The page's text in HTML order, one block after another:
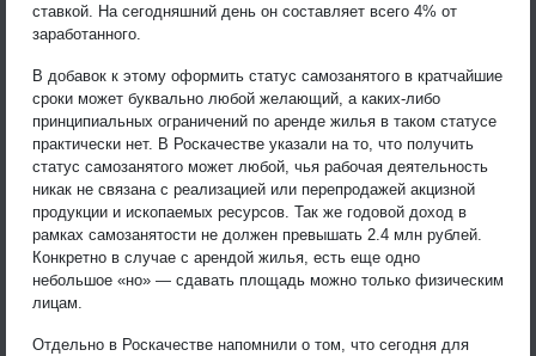
ставкой. На сегодняшний день он составляет всего 4% от
заработанного.
В добавок к этому оформить статус самозанятого в кратчайшие
сроки может буквально любой желающий, а каких-либо
принципиальных ограничений по аренде жилья в таком статусе
практически нет. В Роскачестве указали на то, что получить
статус самозанятого может любой, чья рабочая деятельность
никак не связана с реализацией или перепродажей акцизной
продукции и ископаемых ресурсов. Так же годовой доход в
рамках самозанятости не должен превышать 2.4 млн рублей.
Конкретно в случае с арендой жилья, есть еще одно
небольшое «но» — сдавать площадь можно только физическим
лицам.
Отдельно в Роскачестве напомнили о том, что сегодня для